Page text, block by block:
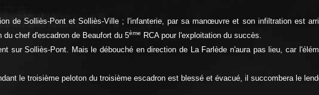
de Solliès-Pont et Solliès-Ville ; l'infanterie, par sa manœuvre et son infiltration est
chef d'escadron de Beaufort du 5ème RCA pour l'exploitation du succès.
sur Solliès-Pont. Mais le débouché en direction de La Farlède n'aura pas lieu, car
le troisième peloton du troisième escadron est blessé et évacué, il succombera le